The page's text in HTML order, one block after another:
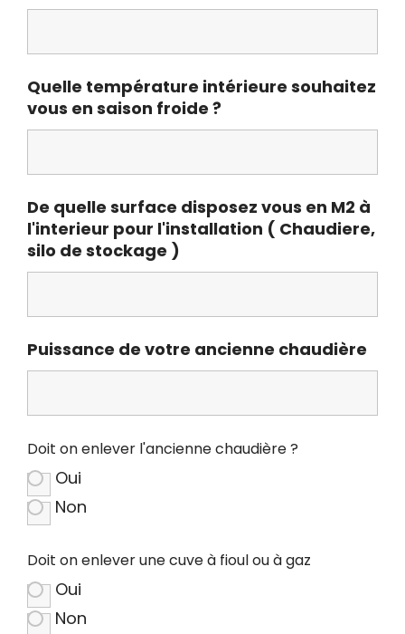
Quelle température intérieure souhaitez
vous en saison froide ?
De quelle surface disposez vous en M2 à
l'interieur pour l'installation ( Chaudiere,
silo de stockage )
Puissance de votre ancienne chaudière
Doit on enlever l'ancienne chaudière ?
Oui
Non
Doit on enlever une cuve à fioul ou à gaz
Oui
Non